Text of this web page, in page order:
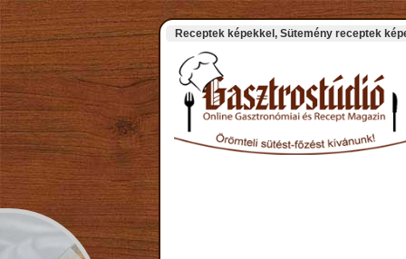
Receptek képekkel, Sütemény receptek